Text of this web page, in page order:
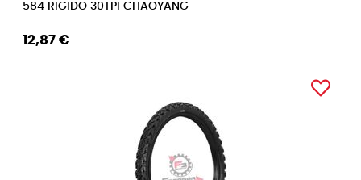
584 RIGIDO 30TPI CHAOYANG
12,87 €